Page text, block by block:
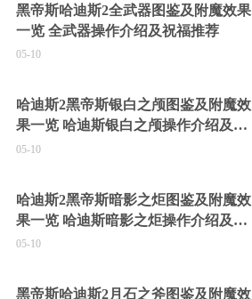
黑帝斯哈迪斯2全武器图鉴及附魔效果
一览 全武器操作介绍及祝福推荐
05-10
哈迪斯2黑帝斯银白之颅图鉴及附魔效
果一览 哈迪斯银白之颅操作介绍及祝
福推荐
05-10
哈迪斯2黑帝斯暗影之炬图鉴及附魔效
果一览 哈迪斯暗影之炬操作介绍及祝
福推荐
05-10
黑帝斯哈迪斯2月石之斧图鉴及附魔效